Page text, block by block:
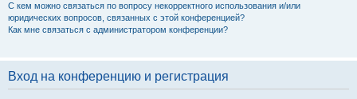
С кем можно связаться по вопросу некорректного использования и/или
юридических вопросов, связанных с этой конференцией?
Как мне связаться с администратором конференции?
Вход на конференцию и регистрация